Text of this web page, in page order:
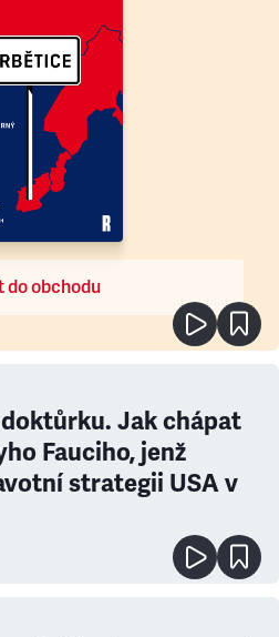
do obchodu
Jak chápat
Fauciho, jenž
strategii USA v